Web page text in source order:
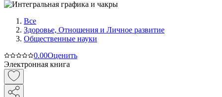
Все
Здоровье, Отношения и Личное развитие
Общественные науки
0.00Оценить
Электронная книга